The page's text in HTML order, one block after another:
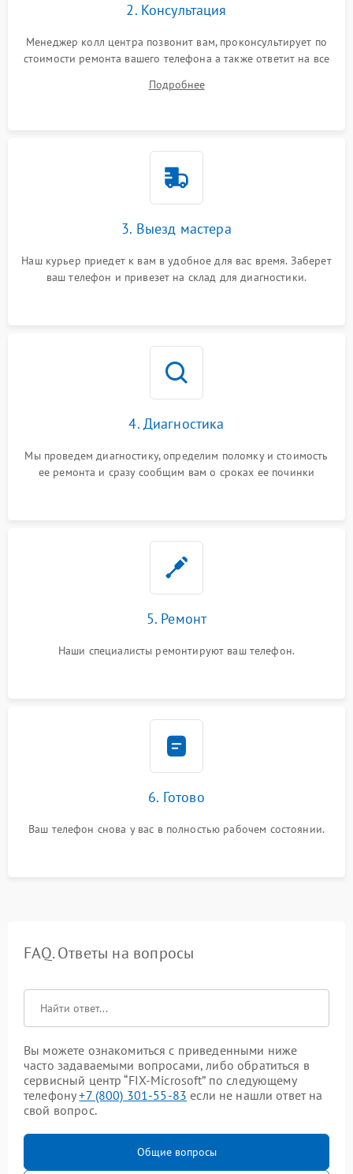
2. Консультация
Менеджер колл центра позвонит вам, проконсультирует по
стоимости ремонта вашего телефона а также ответит на все
Подробнее
3. Выезд мастера
Наш курьер приедет к вам в удобное для вас время. Заберет
ваш телефон и привезет на склад для диагностики.
4. Диагностика
Мы проведем диагностику, определим поломку и стоимость
ее ремонта и сразу сообщим вам о сроках ее починки
5. Ремонт
Наши специалисты ремонтируют ваш телефон.
6. Готово
Ваш телефон снова у вас в полностью рабочем состоянии.
FAQ. Ответы на вопросы
Вы можете ознакомиться с приведенными ниже
часто задаваемыми вопросами, либо обратиться в
сервисный центр “FIX-Microsoft” по следующему
телефону+7 (800) 301-55-83 если не нашли ответ на
свой вопрос.
Общие вопросы